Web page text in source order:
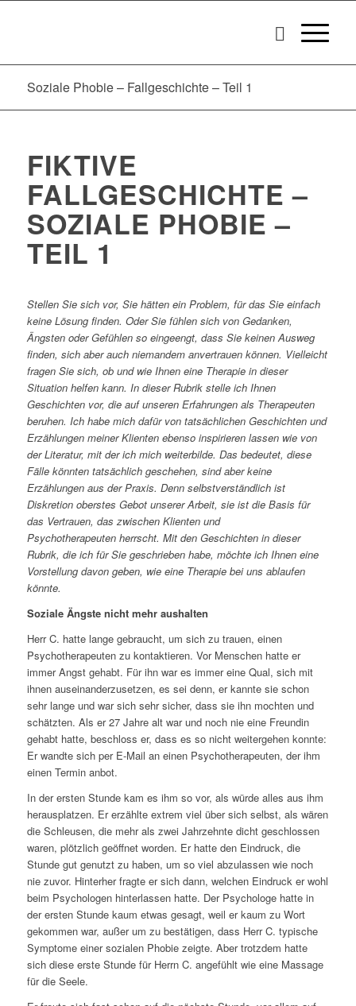
Soziale Phobie – Fallgeschichte – Teil 1
FIKTIVE
FALLGESCHICHTE –
SOZIALE PHOBIE –
TEIL 1
Stellen Sie sich vor, Sie hätten ein Problem, für das Sie einfach
keine Lösung finden. Oder Sie fühlen sich von Gedanken,
Ängsten oder Gefühlen so eingeengt, dass Sie keinen Ausweg
finden, sich aber auch niemandem anvertrauen können. Vielleicht
fragen Sie sich, ob und wie Ihnen eine Therapie in dieser
Situation helfen kann. In dieser Rubrik stelle ich Ihnen
Geschichten vor, die auf unseren Erfahrungen als Therapeuten
beruhen. Ich habe mich dafür von tatsächlichen Geschichten und
Erzählungen meiner Klienten ebenso inspirieren lassen wie von
der Literatur, mit der ich mich weiterbilde. Das bedeutet, diese
Fälle könnten tatsächlich geschehen, sind aber keine
Erzählungen aus der Praxis. Denn selbstverständlich ist
Diskretion oberstes Gebot unserer Arbeit, sie ist die Basis für
das Vertrauen, das zwischen Klienten und
Psychotherapeuten herrscht. Mit den Geschichten in dieser
Rubrik, die ich für Sie geschrieben habe, möchte ich Ihnen eine
Vorstellung davon geben, wie eine Therapie bei uns ablaufen
könnte.
Soziale Ängste nicht mehr aushalten
Herr C. hatte lange gebraucht, um sich zu trauen, einen
Psychotherapeuten zu kontaktieren. Vor Menschen hatte er
immer Angst gehabt. Für ihn war es immer eine Qual, sich mit
ihnen auseinanderzusetzen, es sei denn, er kannte sie schon
sehr lange und war sich sehr sicher, dass sie ihn mochten und
schätzten. Als er 27 Jahre alt war und noch nie eine Freundin
gehabt hatte, beschloss er, dass es so nicht weitergehen konnte:
Er wandte sich per E-Mail an einen Psychotherapeuten, der ihm
einen Termin anbot.
In der ersten Stunde kam es ihm so vor, als würde alles aus ihm
herausplatzen. Er erzählte extrem viel über sich selbst, als wären
die Schleusen, die mehr als zwei Jahrzehnte dicht geschlossen
waren, plötzlich geöffnet worden. Er hatte den Eindruck, die
Stunde gut genutzt zu haben, um so viel abzulassen wie noch
nie zuvor. Hinterher fragte er sich dann, welchen Eindruck er wohl
beim Psychologen hinterlassen hatte. Der Psychologe hatte in
der ersten Stunde kaum etwas gesagt, weil er kaum zu Wort
gekommen war, außer um zu bestätigen, dass Herr C. typische
Symptome einer sozialen Phobie zeigte. Aber trotzdem hatte
sich diese erste Stunde für Herrn C. angefühlt wie eine Massage
für die Seele.